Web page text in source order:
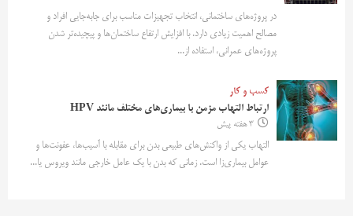
در پروژه‌های ساختمانی، انتخاب تجهیزات مناسب برای جابه‌جایی افراد و
مصالح اهمیت زیادی دارد. با افزایش ارتفاع ساختمان‌ها و پیچیده‌تر شدن
پروژه‌های عمرانی، استفاده از...
کسب و کار
ارتباط التهاب مزمن با بیماری‌های مختلف مانند HPV
3 هفته پیش
التهاب یکی از واکنش‌های طبیعی بدن برای مقابله با آسیب‌ها، عفونت‌ها و
عوامل بیماری‌زا است. زمانی که بدن با یک عامل خارجی مانند ویروس یا...